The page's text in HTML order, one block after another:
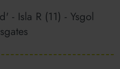
- Isla R (11) - Ysgol